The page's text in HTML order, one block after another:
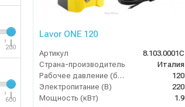
200
600
Lavor ONE 120
Артикул
8.103.0001C
Страна-производитель
Италия
Рабочее давление (бар)
120
Электропитание (В)
220
Мощность (кВт)
1.9